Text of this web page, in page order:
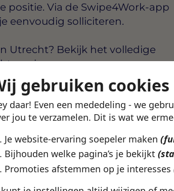
gebruiken cookies
daar! Even een mededeling - we
jou te verzamelen. Dit is wat we
Je website-ervaring soepeler maken
Bijhouden welke pagina’s je bekijkt
Promoties afstemmen op je interesses
positie. Via de Swipe4Work-app
eenvoudig solliciteren.
Utrecht? Bekijk het volledige
pagina.
deze vacature